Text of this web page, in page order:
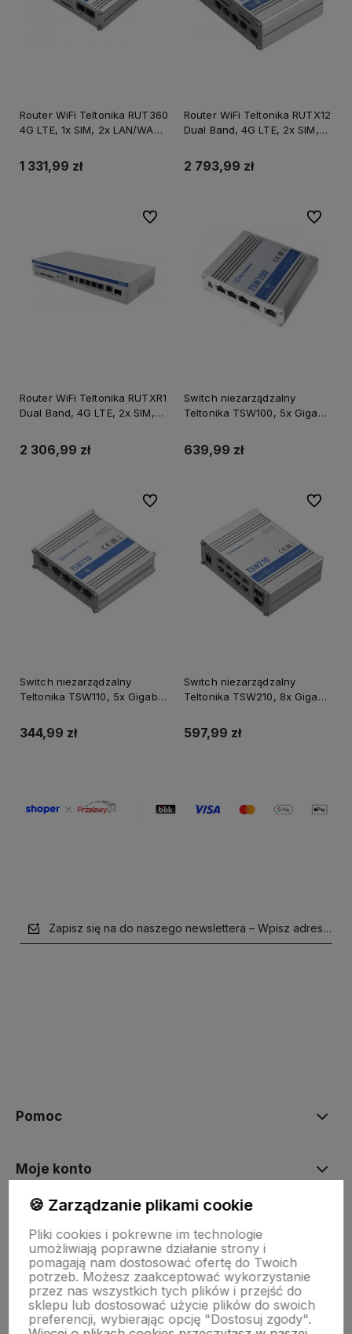
Router WiFi Teltonika RUT360
4G LTE, 1x SIM, 2x LAN/WAN
1 331,99 zł
Router WiFi Teltonika RUTX12
Dual Band, 4G LTE, 2x SIM,
2 793,99 zł
Router WiFi Teltonika RUTXR1
Dual Band, 4G LTE, 2x SIM,
Gigabit
2 306,99 zł
Do ulubionych
Switch niezarządzalny
Teltonika TSW100, 5x Gigabit
639,99 zł
Do
Switch niezarządzalny
Teltonika TSW110, 5x Gigabit
344,99 zł
Do ulubionych
Switch niezarządzalny
Teltonika TSW210, 8x Gigabit
obudowa
597,99 zł
Do
Zapisz się na do naszego newslettera – Wpisz adres e-
Pomoc
Moje konto
O nas
🍪 Zarządzanie plikami cookie
Pliki cookies i pokrewne im technologie
umożliwiają poprawne działanie strony i
pomagają nam dostosować ofertę do Twoich
potrzeb. Możesz zaakceptować wykorzystanie
przez nas wszystkich tych plików i przejść do
sklepu lub dostosować użycie plików do swoich
preferencji, wybierając opcję "Dostosuj zgody".